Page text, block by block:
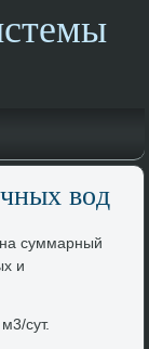
вοд
суммарный
и
сут.